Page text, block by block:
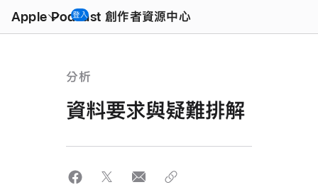
Apple Podcast 創作者資源中心
Menu
登入
分析
資料要求與疑難排解